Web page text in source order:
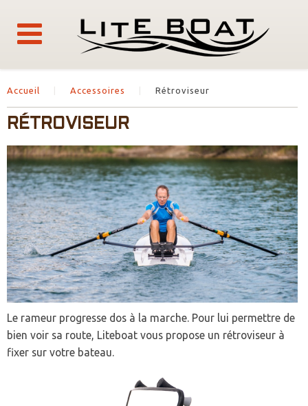
Accueil Accessoires Rétroviseur
RÉTROVISEUR
Le rameur progresse dos à la marche. Pour lui permettre de
bien voir sa route, Liteboat vous propose un rétroviseur à
fixer sur votre bateau.